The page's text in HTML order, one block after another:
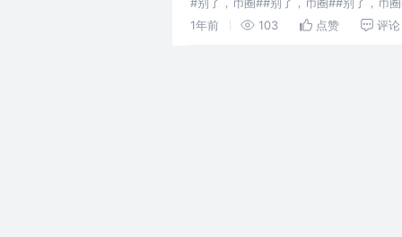
了，币圈##别了，币圈#
1年前 103 点赞 评论